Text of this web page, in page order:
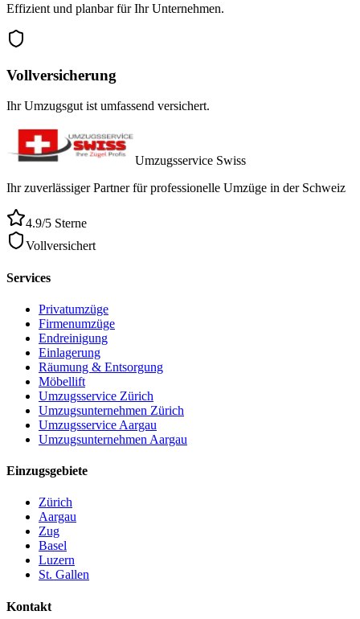
Effizient und planbar für Ihr Unternehmen.
Vollversicherung
Ihr Umzugsgut ist umfassend versichert.
Umzugsservice Swiss
Ihr zuverlässiger Partner für professionelle Umzüge in der Schweiz
4.9/5 Sterne
Vollversichert
Services
Privatumzüge
Firmenumzüge
Endreinigung
Einlagerung
Räumung & Entsorgung
Möbellift
Umzugsservice Zürich
Umzugsunternehmen Zürich
Umzugsservice Aargau
Umzugsunternehmen Aargau
Einzugsgebiete
Zürich
Aargau
Zug
Basel
Luzern
St. Gallen
Kontakt